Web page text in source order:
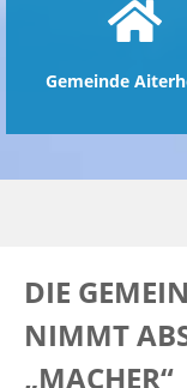
Gemeinde
DIE
NIMMT
„MACHER“